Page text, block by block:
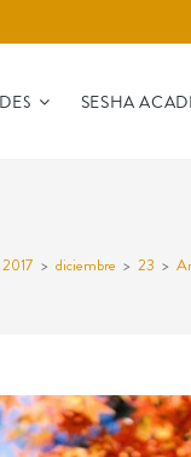
SESHA
2017 > diciembre > 23 >